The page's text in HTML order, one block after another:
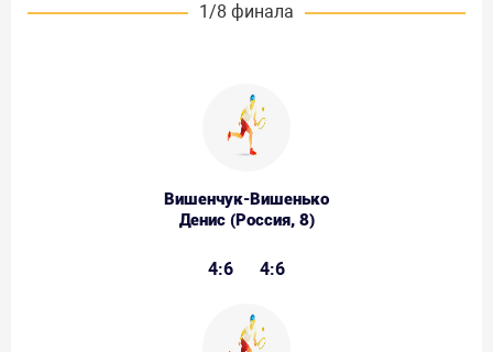
1/8 финала
Вишенчук-Вишенько
Денис (Россия, 8)
4:6 4:6